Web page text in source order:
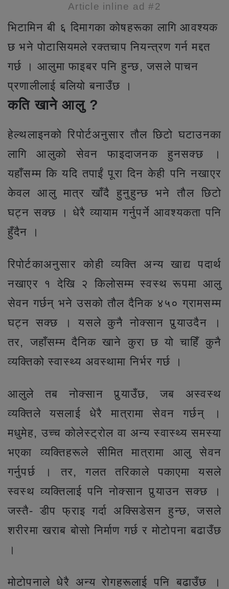
Article inline ad #2
भिटामिन बी ६ दिमागका कोषहरूका लागि आवश्यक
छ भने पोटासियमले रक्तचाप नियन्त्रण गर्न मद्दत
गर्छ । आलुमा फाइबर पनि हुन्छ, जसले पाचन
प्रणालीलाई बलियो बनाउँछ ।
कति खानेआलु ?
हेल्थलाइनको रिपोर्टअनुसार तौल छिटो घटाउनका
लागि आलुको सेवन फाइदाजनक हुनसक्छ ।
यहाँसम्म कि यदि तपाईं पूरा दिन केही पनि नखाएर
केवल आलु मात्र खाँदै हुनुहुन्छ भने तौल छिटो
घट्न सक्छ । धेरै व्यायाम गर्नुपर्ने आवश्यकता पनि
हुँदैन ।
रिपोर्टकाअनुसार कोही व्यक्ति अन्य खाद्य पदार्थ
नखाएर १ देखि २ किलोसम्म स्वस्थ रूपमा आलु
सेवन गर्छन् भने उसको तौल दैनिक ४५० ग्रामसम्म
घट्न सक्छ । यसले कुनै नोक्सान पुर्‍याउदैन ।
तर, जहाँसम्म दैनिक खाने कुरा छ यो चाहिँ कुनै
व्यक्तिको स्वास्थ्य अवस्थामा निर्भर गर्छ ।
आलुले तब नोक्सान पुर्‍याउँछ, जब अस्वस्थ
व्यक्तिले यसलाई धेरै मात्रामा सेवन गर्छन् ।
मधुमेह, उच्च कोलेस्ट्रोल वा अन्य स्वास्थ्य समस्या
भएका व्यक्तिहरूले सीमित मात्रामा आलु सेवन
गर्नुपर्छ । तर, गलत तरिकाले पकाएमा यसले
स्वस्थ व्यक्तिलाई पनि नोक्सान पुर्‍याउन सक्छ ।
जस्तै- डीप फ्राइ गर्दा अक्सिडेसन हुन्छ, जसले
शरीरमा खराब बोसो निर्माण गर्छ र मोटोपना बढाउँछ
।
मोटोपनाले धेरै अन्य रोगहरूलाई पनि बढाउँछ ।